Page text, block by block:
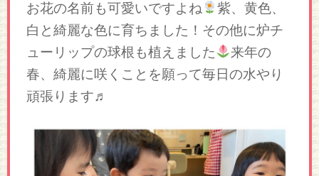
お花の名前も可愛いですよね
紫、黄色、
白と綺麗な色に育ちました！その他に炉チ
ューリップの球根も植えました
来年の
春、綺麗に咲くことを願って毎日の水やり
頑張ります♬